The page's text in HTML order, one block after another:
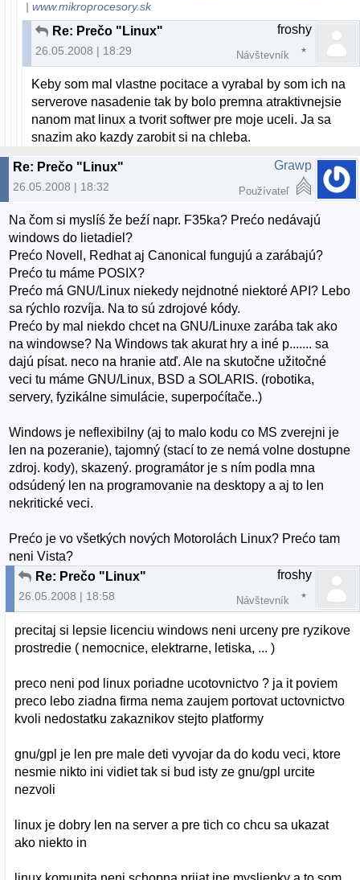
|www.mikroprocesory.sk
Re: Prečo "Linux"
26.05.2008 | 18:29
froshy
Návštevník
Keby som mal vlastne pocitace a vyrabal by som ich na
serverove nasadenie tak by bolo premna atraktivnejsie
nanom mat linux a tvorit softwer pre moje uceli. Ja sa
snazim ako kazdy zarobit si na chleba.
Re: Prečo "Linux"
26.05.2008 | 18:32
Grawp
Používateľ
Na čom si myslíś že beźí napr. F35ka? Prećo nedávajú
windows do lietadiel?
Prećo Novell, Redhat aj Canonical fungujú a zarábajú?
Prećo tu máme POSIX?
Prećo má GNU/Linux niekedy nejdnotné niektoré API? Lebo
sa rýchlo rozvíja. Na to sú zdrojové kódy.
Prećo by mal niekdo chcet na GNU/Linuxe zarába tak ako
na windowse? Na Windows tak akurat hry a iné p....... sa
dajú písat. neco na hranie atď. Ale na skutočne užitočné
veci tu máme GNU/Linux, BSD a SOLARIS. (robotika,
servery, fyzikálne simulácie, superpoćítače..)
Windows je neflexibilny (aj to malo kodu co MS zverejni je
len na pozeranie), tajomný (stací to ze nemá volne dostupne
zdroj. kody), skazený. programátor je s ním podla mna
odsúdený len na programovanie na desktopy a aj to len
nekritické veci.
Prećo je vo všetkých nových Motorolách Linux? Prećo tam
neni Vista?
Re: Prečo "Linux"
26.05.2008 | 18:58
froshy
Návštevník
precitaj si lepsie licenciu windows neni urceny pre ryzikove
prostredie ( nemocnice, elektrarne, letiska, ... )
preco neni pod linux poriadne ucotovnictvo ? ja it poviem
preco lebo ziadna firma nema zaujem portovat uctovnictvo
kvoli nedostatku zakaznikov stejto platformy
gnu/gpl je len pre male deti vyvojar da do kodu veci, ktore
nesmie nikto ini vidiet tak si bud isty ze gnu/gpl urcite
nezvoli
linux je dobry len na server a pre tich co chcu sa ukazat
ako niekto in